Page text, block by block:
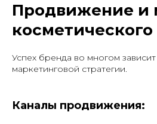
Продвижение и
Успех бренда во многом
маркетинговой стратегии.
Каналы продвижения: